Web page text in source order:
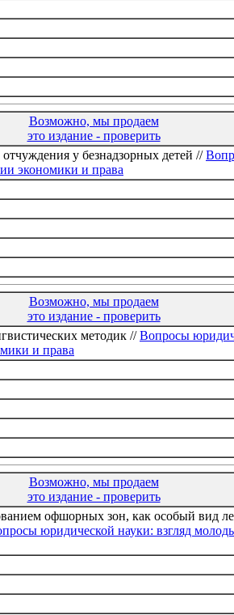
Возможно, мы продаем
это издание - проверить
у безнадзорных детей //
экономики и права
Возможно, мы продаем
это издание - проверить
методик //Вопросы
и права
Возможно, мы продаем
это издание - проверить
офшорных зон, как особый вид
юридической науки: взгляд